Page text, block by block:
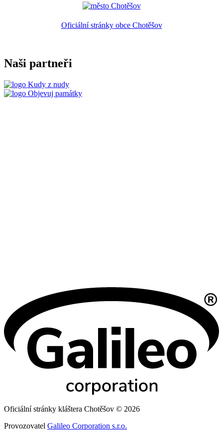
Oficiální stránky obce Chotěšov
Naši partneři
Kudy z nudy
Objevuj památky
Oficiální stránky kláštera Chotěšov © 2026
Provozovatel Galileo Corporation s.r.o.